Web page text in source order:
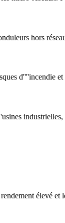
hors
d''''incendie
élevé et